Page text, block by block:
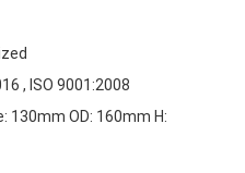
, ISO 9001:2008
130mm OD: 160mm H: